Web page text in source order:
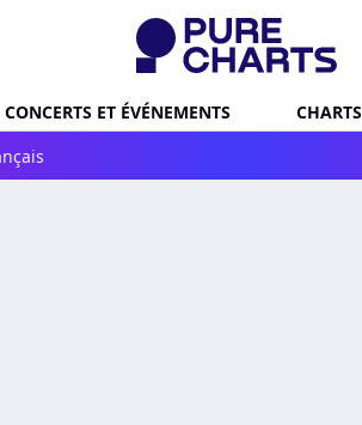
CONCERTS ET ÉVÉNEMENTS CHARTS